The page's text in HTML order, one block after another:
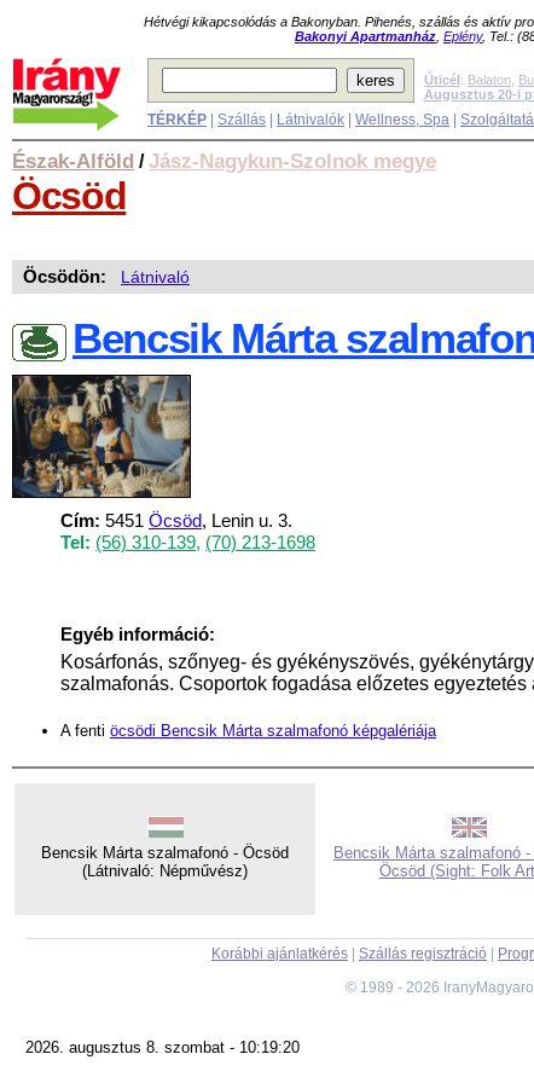
Hétvégi kikapcsolódás a Bakonyban. Pihenés, szállás és aktív
Bakonyi Apartmanház Eplény, Tel.:
Úticél: Balaton
Augusztus 20-i
TÉRKÉP Szállás Látnivalók Wellness, Spa
Észak-Alföld /Jász-Nagykun-Szolnok megye
Öcsöd
Öcsödön: Látnivaló
Bencsik Márta
Cím: 5451 Öcsöd, Lenin u. 3.
Tel: (56) 310-139, (70) 213-1698
Egyéb információ:
Kosárfonás, szőnyeg- és gyékényszövés,
szalmafonás. Csoportok fogadása előzetes egyeztetés
A fenti öcsödi Bencsik Márta szalmafonó képgalériája
Bencsik Márta szalmafonó - Öcsöd
(Látnivaló: Népművész)
Bencsik Márta szalmafonó -
Öcsöd (Sight: Folk
Korábbi ajánlatkérés Szállás regisztráció
© 1989 - 2026
2026. augusztus 8. szombat - 10:19:20